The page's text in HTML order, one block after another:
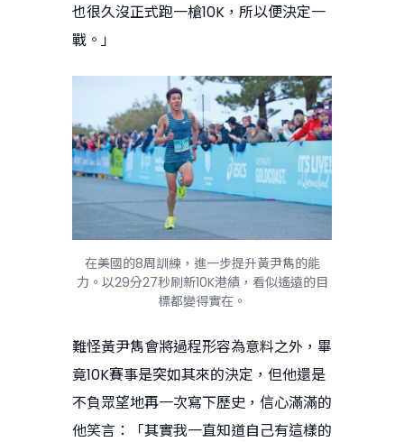
也很久沒正式跑一槍10K，所以便決定一
戰。」
在美國的8周訓練，進一步提升黃尹雋的能
力。以29分27秒刷新10K港績，看似遙遠的目
標都變得實在。
難怪黃尹雋會將過程形容為意料之外，畢
竟10K賽事是突如其來的決定，但他還是
不負眾望地再一次寫下歷史，信心滿滿的
他笑言：「其實我一直知道自己有這樣的